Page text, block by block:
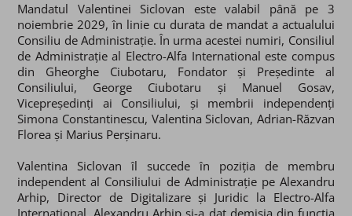
Mandatul Valentinei Siclovan este valabil până pe 3
noiembrie 2029, în linie cu durata de mandat a actualului
Consiliu de Administrație. În urma acestei numiri, Consiliul
de Administrație al Electro-Alfa International este compus
din Gheorghe Ciubotaru, Fondator și Președinte al
Consiliului, George Ciubotaru și Manuel Gosav,
Vicepreședinți ai Consiliului, și membrii independenți
Simona Constantinescu, Valentina Siclovan, Adrian-Răzvan
Florea și Marius Perșinaru.
Valentina Siclovan îl succede în poziția de membru
independent al Consiliului de Administrație pe Alexandru
Arhip, Director de Digitalizare și Juridic la Electro-Alfa